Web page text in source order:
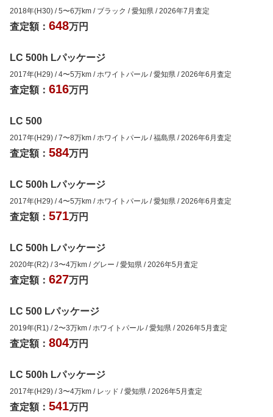
2018年(H30) /5〜6万km / ブラック /愛知県 /2026年7月査定
査定額： 648万円
LC 500h Lパッケージ
2017年(H29) /4〜5万km / ホワイトパール /愛知県 /2026年6月査定
査定額： 616万円
LC 500
2017年(H29) /7〜8万km / ホワイトパール /福島県 /2026年6月査定
査定額： 584万円
LC 500h Lパッケージ
2017年(H29) /4〜5万km / ホワイトパール /愛知県 /2026年6月査定
査定額： 571万円
LC 500h Lパッケージ
2020年(R2) /3〜4万km / グレー /愛知県 /2026年5月査定
査定額： 627万円
LC 500 Lパッケージ
2019年(R1) /2〜3万km / ホワイトパール /愛知県 /2026年5月査定
査定額： 804万円
LC 500h Lパッケージ
2017年(H29) /3〜4万km / レッド /愛知県 /2026年5月査定
査定額： 541万円